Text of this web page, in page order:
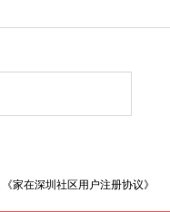
《家在深圳社区用户注册协议》